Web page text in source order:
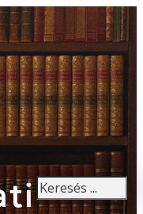
Keresés